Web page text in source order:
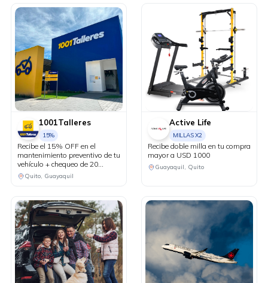
1001Talleres
15%
Recibe el 15% OFF en el
mantenimiento preventivo de tu
vehículo + chequeo de 20
puntos sin costo.
Quito, Guayaquil
Active Life
MILLAS X2
Recibe doble milla en tu compra
mayor a USD 1000
Guayaquil, Quito